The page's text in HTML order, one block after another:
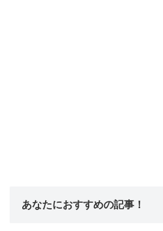
あなたにおすすめの記事！